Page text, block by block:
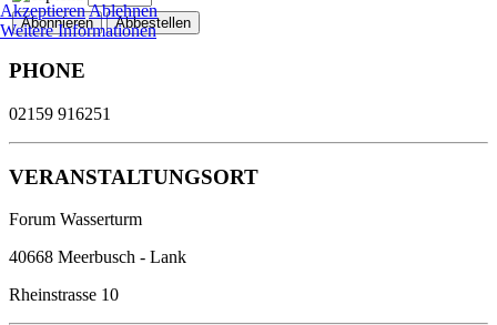
PHONE
02159 916251
VERANSTALTUNGSORT
Forum Wasserturm
40668 Meerbusch - Lank
Rheinstrasse 10
AkzeptierenAblehnen
Weitere Informationen